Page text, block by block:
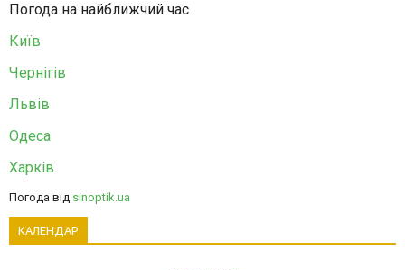
Погода на найближчий час
Київ
Чернігів
Львів
Одеса
Харків
Погода від sinoptik.ua
КАЛЕНДАР